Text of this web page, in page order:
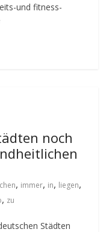
und fitness-
noch
, immer, in, liegen,
, zu
Städten